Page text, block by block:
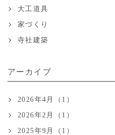
大工道具
家づくり
寺社建築
アーカイブ
2026年4月（1）
2026年2月（1）
2025年9月（1）